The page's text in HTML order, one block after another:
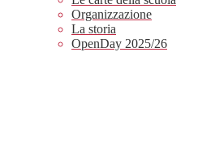
Organizzazione
La storia
OpenDay 2025/26